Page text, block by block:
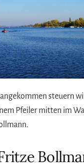
steuern
Pfeiler mitten im